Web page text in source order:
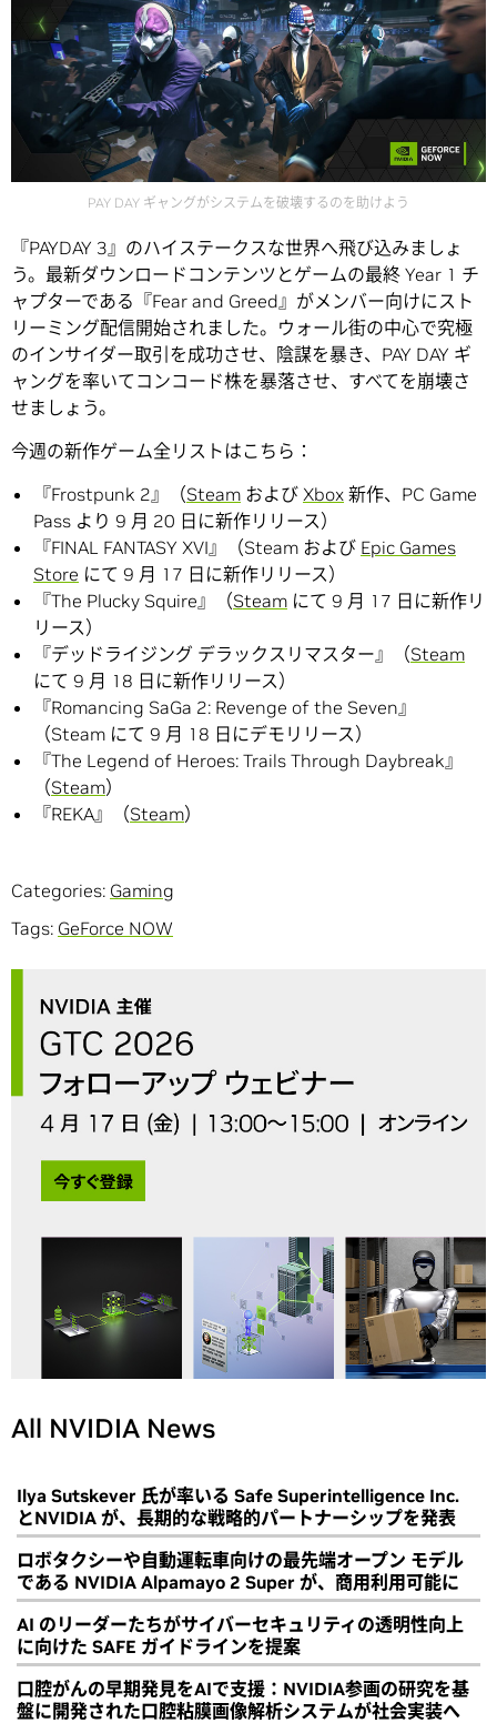
PAY DAY ギャングがシステムを破壊するのを助けよう
『PAYDAY 3』のハイステークスな世界へ飛び込みましょ
う。最新ダウンロードコンテンツとゲームの最終 Year 1 チ
ャプターである『Fear and Greed』がメンバー向けにスト
リーミング配信開始されました。ウォール街の中心で究極
のインサイダー取引を成功させ、陰謀を暴き、PAY DAY ギ
ャングを率いてコンコード株を暴落させ、すべてを崩壊さ
せましょう。
今週の新作ゲーム全リストはこちら：
『Frostpunk 2』（Steam および Xbox 新作、PC Game
Pass より 9 月 20 日に新作リリース）
『FINAL FANTASY XVI』（Steam および Epic Games
Store にて 9 月 17 日に新作リリース）
『The Plucky Squire』（Steam にて 9 月 17 日に新作リ
リース）
『デッドライジング デラックスリマスター』（Steam
にて 9 月 18 日に新作リリース）
『Romancing SaGa 2: Revenge of the Seven』
（Steam にて 9 月 18 日にデモリリース）
『The Legend of Heroes: Trails Through Daybreak』
（Steam）
『REKA』（Steam）
Categories: Gaming
Tags: GeForce NOW
All NVIDIA News
Ilya Sutskever 氏が率いる Safe Superintelligence Inc.
とNVIDIA が、長期的な戦略的パートナーシップを発表
ロボタクシーや自動運転車向けの最先端オープン モデル
である NVIDIA Alpamayo 2 Super が、商用利用可能に
AI のリーダーたちがサイバーセキュリティの透明性向上
に向けた SAFE ガイドラインを提案
口腔がんの早期発見をAIで支援：NVIDIA参画の研究を基
盤に開発された口腔粘膜画像解析システムが社会実装へ